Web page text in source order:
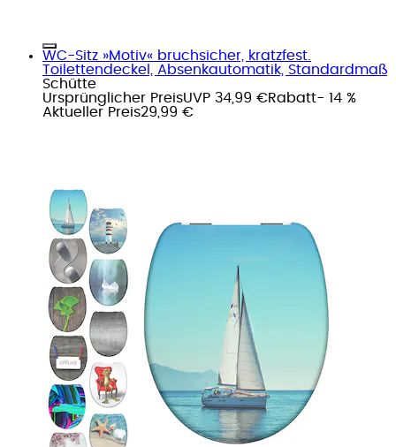
WC-Sitz »Motiv« bruchsicher, kratzfest.
Toilettendeckel, Absenkautomatik, Standardmaß
Schütte
Ursprünglicher PreisUVP 34,99 €Rabatt- 14 %
Aktueller Preis29,99 €